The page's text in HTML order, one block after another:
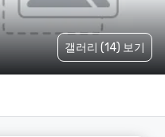
갤러리 (14) 보기